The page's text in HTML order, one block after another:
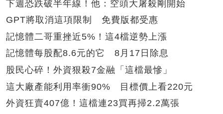
下週恐跌破半年線！他：空頭大屠殺剛開始
GPT將取消這項限制 免費版都受惠
記憶體二哥重挫近5%！這4檔逆勢上漲
記憶體每股配8.6元的它 8月17日除息
股民心碎！外資狠殺7金融「這檔最慘」
這大廠產能利用率衝90% 目標價上看220元
外資狂賣407億！這檔連23買再掃2.2萬張